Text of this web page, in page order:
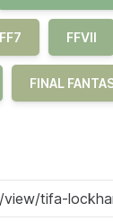
FF7 FFVII
FINAL